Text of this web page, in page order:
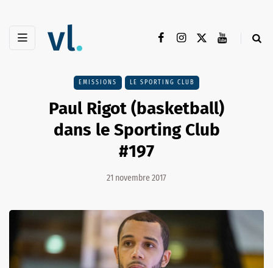
EMISSIONS LE SPORTING CLUB
Paul Rigot (basketball)
dans le Sporting Club
#197
21 novembre 2017